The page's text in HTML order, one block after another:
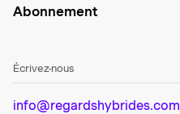
Abonnement
Écrivez-nous
info@regardshybrides.com